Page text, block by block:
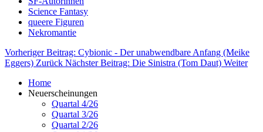
Science Fantasy
queere Figuren
Nekromantie
Vorheriger Beitrag: Cybionic - Der unabwendbare Anfang (Meike
Eggers) Zurück Nächster Beitrag: Die Sinistra (Tom Daut) Weiter
Home
Neuerscheinungen
Quartal 4/26
Quartal 3/26
Quartal 2/26